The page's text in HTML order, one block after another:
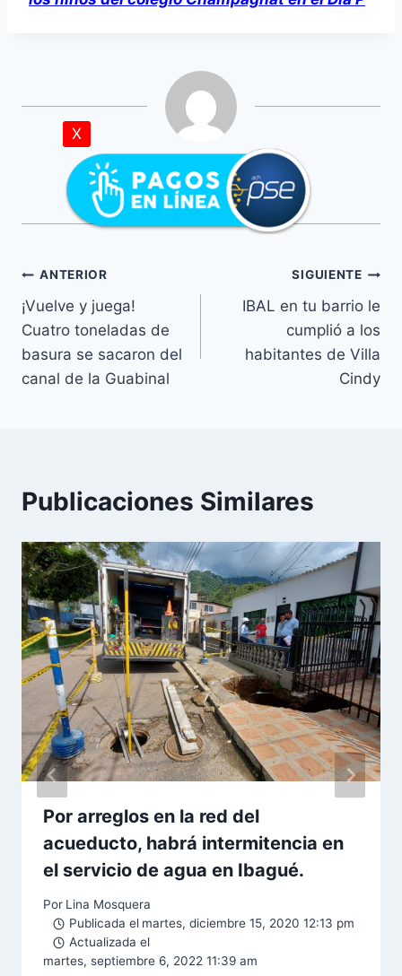
d
o
u
i
o
Sala Prensa
ANTERIOR
¡Vuelve y juega!
Cuatro toneladas de
basura se sacaron del
canal de la Guabinal
SIGUIENTE
IBAL en tu barrio le
cumplió a los
habitantes de Villa
Cindy
Publicaciones Similares
Por arreglos en la red del
acueducto, habrá intermitencia en
el servicio de agua en Ibagué.
Por Lina Mosquera
Publicada el martes, diciembre 15, 2020 12:13 pm
Actualizada el
martes, septiembre 6, 2022 11:39 am
X